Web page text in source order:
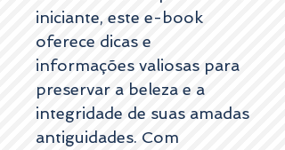
iniciante, este e-book
oferece dicas e
informações valiosas para
preservar a beleza e a
integridade de suas amadas
antiguidades. Com